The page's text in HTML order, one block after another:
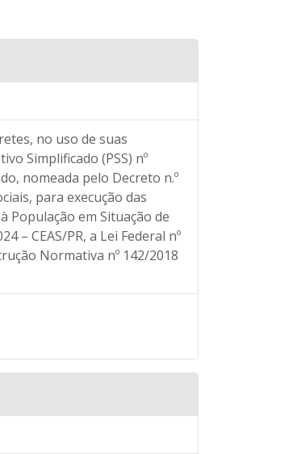
no uso de suas
Simplificado (PSS) nº
nomeada pelo Decreto n.º
para execução das
População em Situação de
– CEAS/PR, a Lei Federal nº
Normativa nº 142/2018